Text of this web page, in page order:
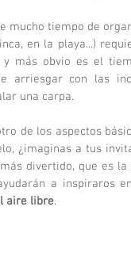
mucho tiempo de
en la playa...)
y más obvio es el
arriesgar con las
una carpa.
de los aspectos
¿imaginas a tus
divertido, que es
a inspiraros
aire libre.